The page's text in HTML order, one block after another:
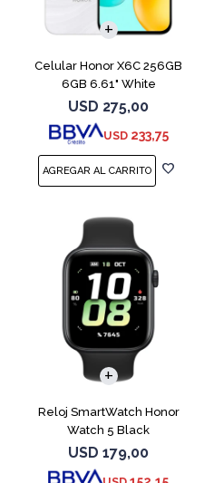
Celular Honor X6C 256GB
6GB 6.61" White
USD 275,00
USD 233,75
Reloj SmartWatch Honor
Watch 5 Black
USD 179,00